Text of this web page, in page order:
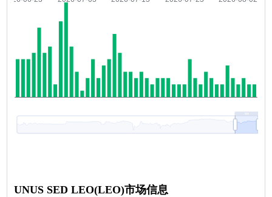
UNUS SED LEO(LEO)市场信息